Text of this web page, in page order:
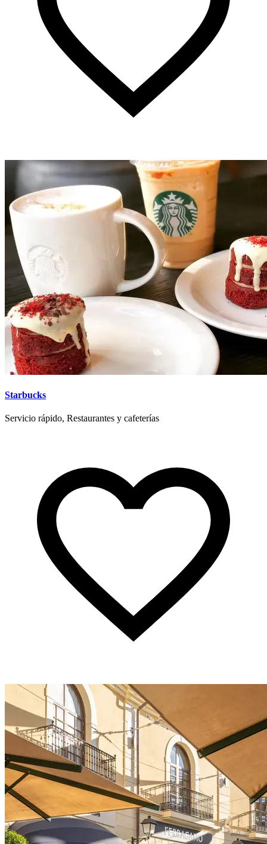
Starbucks
Servicio rápido, Restaurantes y cafeterías